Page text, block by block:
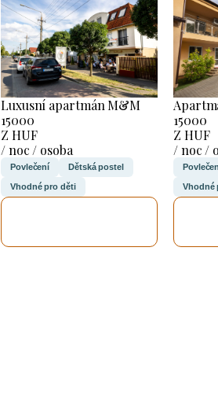
Luxusní apartmán M&M
15000
Z HUF
/ noc / osoba
Povlečení Dětská postel
Vhodné pro děti
15000
Z HUF
/ noc /
Vhodné